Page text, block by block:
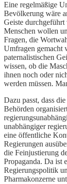
Eine regelmäßige
Bevölkerung wäre
Geiste
Menschen wollen
Fragen, die
Umfragen gemacht
paternalistischen
wissen, ob die
ihnen noch oder
werden müssen.
Dazu passt, dass
Behörden
unabhängiger
eine öffentliche
Regierungen
die Feinjustierung
Propaganda. Da ist
Regierungspolitik
Pharmakonzerne